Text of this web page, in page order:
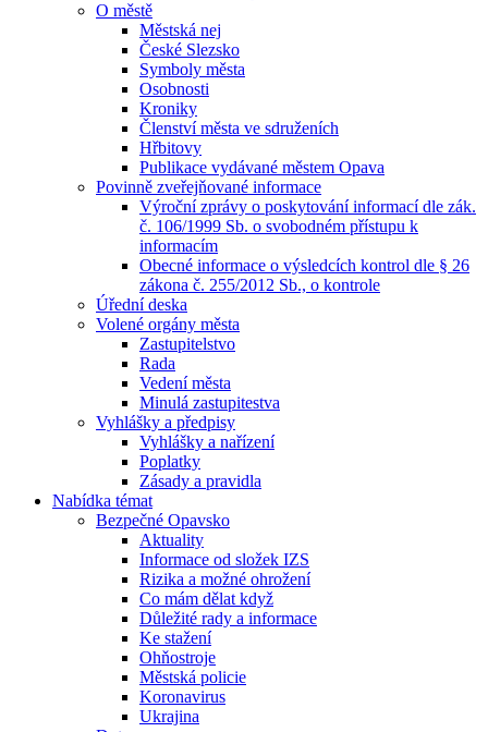
O městě
Městská nej
České Slezsko
Symboly města
Osobnosti
Kroniky
Členství města ve sdruženích
Hřbitovy
Publikace vydávané městem Opava
Povinně zveřejňované informace
Výroční zprávy o poskytování informací dle zák.
č. 106/1999 Sb. o svobodném přístupu k
informacím
Obecné informace o výsledcích kontrol dle § 26
zákona č. 255/2012 Sb., o kontrole
Úřední deska
Volené orgány města
Zastupitelstvo
Rada
Vedení města
Minulá zastupitestva
Vyhlášky a předpisy
Vyhlášky a nařízení
Poplatky
Zásady a pravidla
Nabídka témat
Bezpečné Opavsko
Aktuality
Informace od složek IZS
Rizika a možné ohrožení
Co mám dělat když
Důležité rady a informace
Ke stažení
Ohňostroje
Městská policie
Koronavirus
Ukrajina